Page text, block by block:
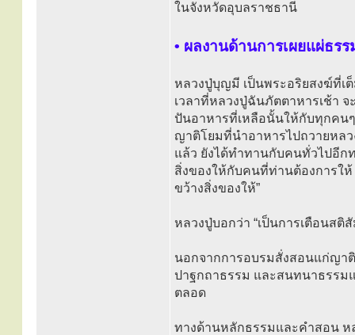
ในจังหวัดอุบลราชธานี
• ผลงานด้านการเผยแผ่ธรร
หลวงปู่บุญมี เป็นพระอริยสงฆ์ที่เ
เวลาที่หลวงปู่ฉันภัตตาหารเช้า
ปันอาหารที่เหลือนั้นให้กับทุกคน
ญาติโยมที่นำอาหารไปถวายหลว
แล้ว ยังได้ทำทานกับคนทั่วไปอีก
สิ่งของให้กับคนที่ท่านต้องการใ
ขว้างสิ่งของให้”
หลวงปู่บอกว่า “เป็นการเตือนส
นอกจากการอบรมสั่งสอนแก่ญา
ปาฐกถาธรรม และสนทนาธรรม
ตลอด
ทางด้านหลักธรรมและคำสอน